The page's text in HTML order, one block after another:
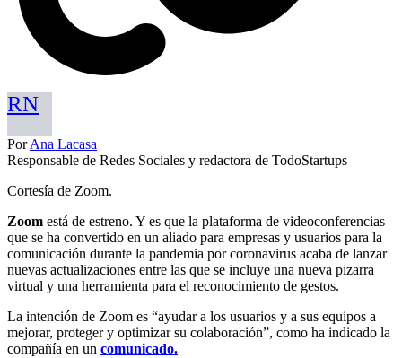
RN
PorAna Lacasa
Responsable de Redes Sociales y redactora de TodoStartups
Cortesía de Zoom.
Zoom está de estreno. Y es que la plataforma de videoconferencias
que se ha convertido en un aliado para empresas y usuarios para la
comunicación durante la pandemia por coronavirus acaba de lanzar
nuevas actualizaciones entre las que se incluye una nueva pizarra
virtual y una herramienta para el reconocimiento de gestos.
La intención de Zoom es “ayudar a los usuarios y a sus equipos a
mejorar, proteger y optimizar su colaboración”, como ha indicado la
compañía en un comunicado.